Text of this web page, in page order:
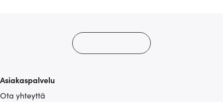
Asiakaspalvelu
Ota yhteyttä